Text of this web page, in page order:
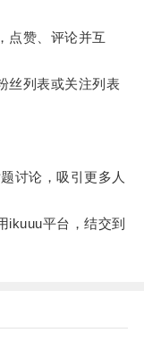
赞、评论并互
列表或关注列表
讨论，吸引更多人
平台，结交到